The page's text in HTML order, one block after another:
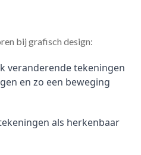
bij grafisch design:
veranderende tekeningen
en zo een beweging
als herkenbaar